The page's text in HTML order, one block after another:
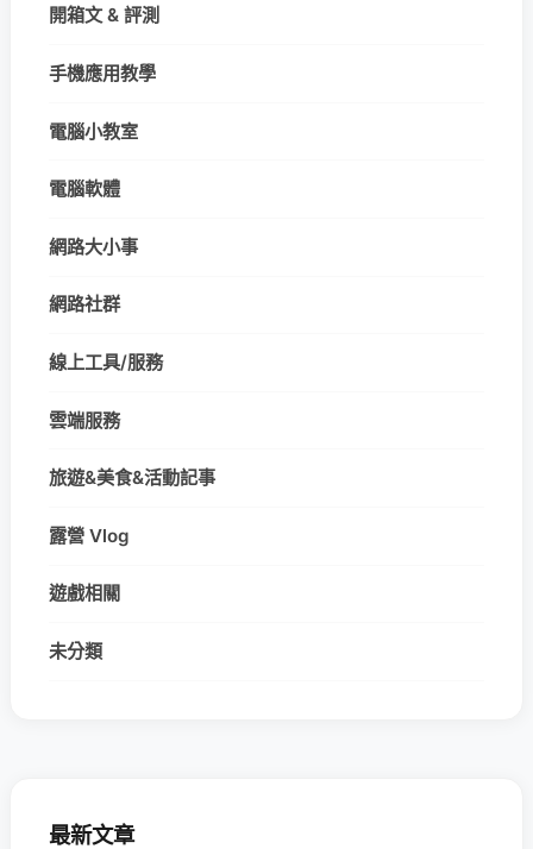
開箱文 & 評測
手機應用教學
電腦小教室
電腦軟體
網路大小事
網路社群
線上工具/服務
雲端服務
旅遊&美食&活動記事
露營 Vlog
遊戲相關
未分類
最新文章